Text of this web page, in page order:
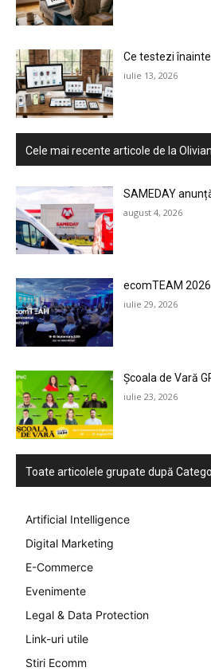
Ce testezi înainte
iulie 13, 2026
Cele mai recente articole de la
SAMEDAY
august 4, 2026
ecomTEAM
iulie 29, 2026
Școala de Vară
iulie 23, 2026
Toate articolele grupate după
Artificial Intelligence
Digital Marketing
E-Commerce
Evenimente
Legal & Data Protection
Link-uri utile
Stiri Ecomm